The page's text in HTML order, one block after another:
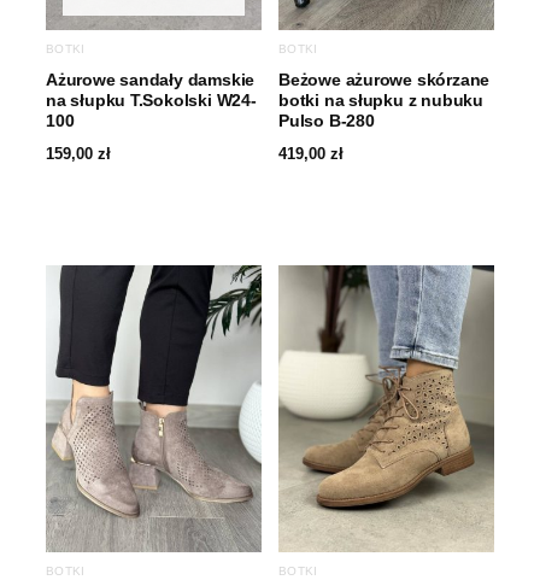
BOTKI
Ażurowe sandały damskie
na słupku T.Sokolski W24-
100
159,00 zł
BOTKI
Beżowe ażurowe skórzane
botki na słupku z nubuku
Pulso B-280
419,00 zł
BOTKI BOTKI